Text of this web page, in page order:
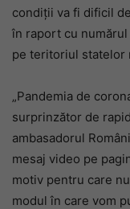
condiții va fi dificil
în raport cu
pe teritoriul statelor
„Pandemia de
surprinzător de
ambasadorul
mesaj video pe
motiv pentru care
modul în care vom